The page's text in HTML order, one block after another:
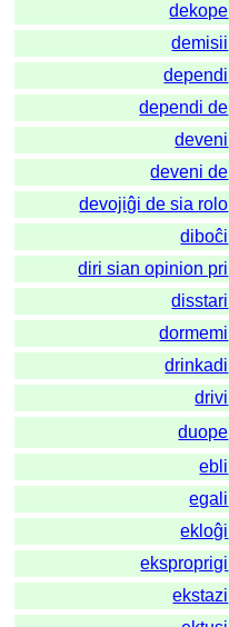
dekope
demisii
dependi
dependi de
deveni
deveni de
devojiĝi de sia rolo
diboĉi
diri sian opinion pri
disstari
dormemi
drinkadi
drivi
duope
ebli
egali
ekloĝi
eksproprigi
ekstazi